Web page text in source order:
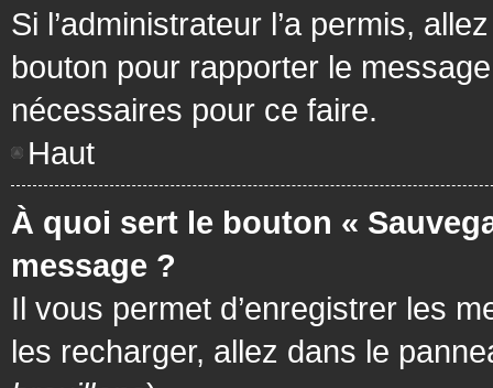
Si l’administrateur l’a permis,
bouton pour rapporter le
nécessaires pour ce faire.
Haut
À quoi sert le bouton «
message ?
Il vous permet d’enregistrer les
les recharger, allez dans le